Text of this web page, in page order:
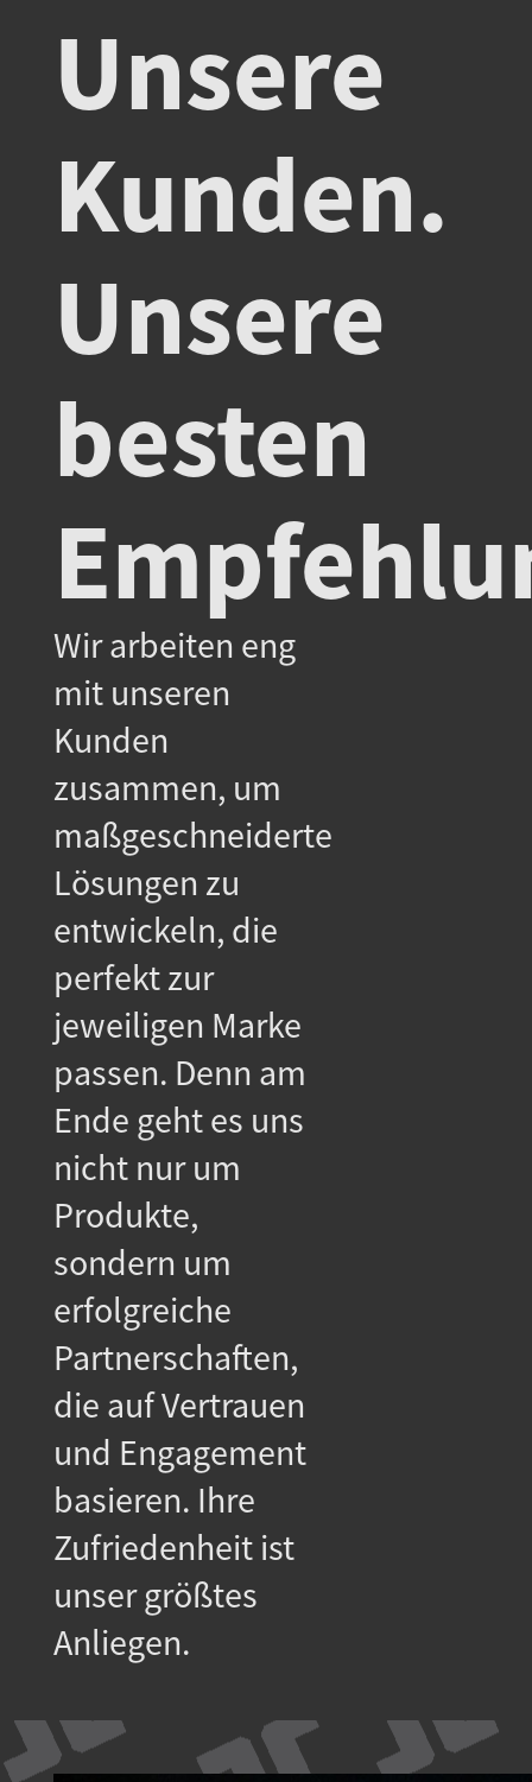
Unsere
Kunden.
Unsere
besten
Wir arbeiten eng
mit unseren
Kunden
zusammen, um
maßgeschneiderte
Lösungen zu
entwickeln, die
perfekt zur
jeweiligen Marke
passen. Denn am
Ende geht es uns
nicht nur um
Produkte,
sondern um
erfolgreiche
Partnerschaften,
die auf Vertrauen
und Engagement
basieren. Ihre
Zufriedenheit ist
unser größtes
Anliegen.